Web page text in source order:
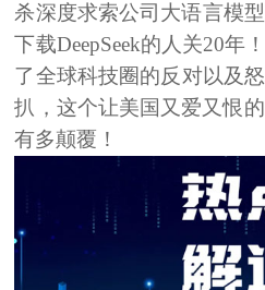
杀深度求索公司大语言模
下载DeepSeek的人关20年
了全球科技圈的反对以及
扒，这个让美国又爱又恨
有多颠覆！